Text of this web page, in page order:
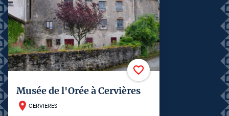
Musée de l'Orée à Cervières
CERVIERES